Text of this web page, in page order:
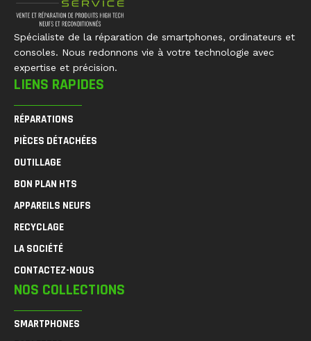
Spécialiste de la réparation de smartphones, ordinateurs et
consoles. Nous redonnons vie à votre technologie avec
expertise et précision.
LIENS RAPIDES
RÉPARATIONS
PIÈCES DÉTACHÉES
OUTILLAGE
BON PLAN HTS
APPAREILS NEUFS
RECYCLAGE
LA SOCIÉTÉ
CONTACTEZ-NOUS
NOS COLLECTIONS
SMARTPHONES